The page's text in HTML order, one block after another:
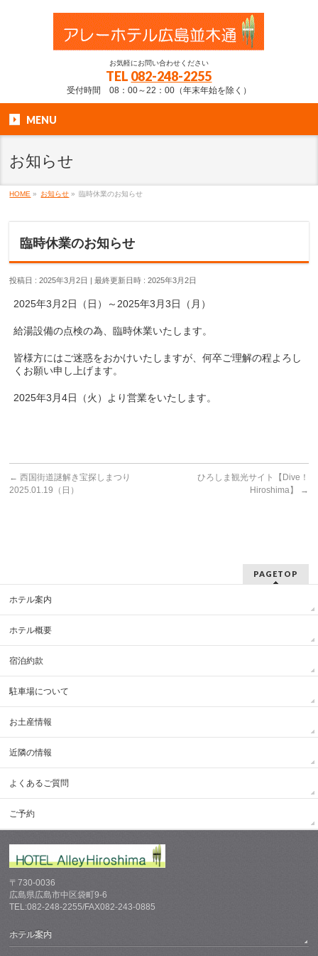
お気軽にお問い合わせください
TEL 082-248-2255
受付時間 08：00～22：00（年末年始を除く）
MENU
お知らせ
HOME » お知らせ » 臨時休業のお知らせ
臨時休業のお知らせ
投稿日 : 2025年3月2日 最終更新日時 : 2025年3月2日
2025年3月2日（日）～2025年3月3日（月）
給湯設備の点検の為、臨時休業いたします。
皆様方にはご迷惑をおかけいたしますが、何卒ご理解の程よろし
くお願い申し上げます。
2025年3月4日（火）より営業をいたします。
← 西国街道謎解き宝探しまつり
2025.01.19（日）
ひろしま観光サイト【Dive！
Hiroshima】
→
PAGETOP
ホテル案内
ホテル概要
宿泊約款
駐車場について
お土産情報
近隣の情報
よくあるご質問
ご予約
〒730-0036
広島県広島市中区袋町9-6
TEL:082-248-2255/FAX082-243-0885
ホテル案内